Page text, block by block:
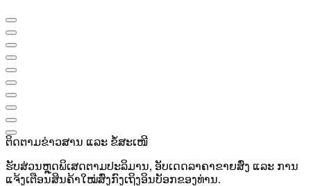
ຕິດຕາມຂ່າວສານ ແລະ ຂໍ້ສະເໜີ
ຮັບສ່ວນຫຼຸດພິເສດຕາມປະລິມານ, ອັບເດດລາຄາຂາຍສົ່ງ ແລະ ການ
ແຈ້ງເຕືອນສິນຄ້າໃໝ່ສົ່ງກົງເຖິງອິນບັອກຂອງທ່ານ.